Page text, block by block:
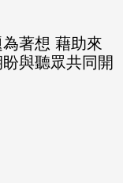
著想 藉助來
與聽眾共同開